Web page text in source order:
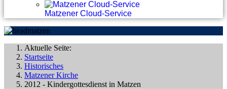
Matzener Cloud-Service
Aktuelle Seite:
Startseite
Historisches
Matzener Kirche
2012 - Kindergottesdienst in Matzen